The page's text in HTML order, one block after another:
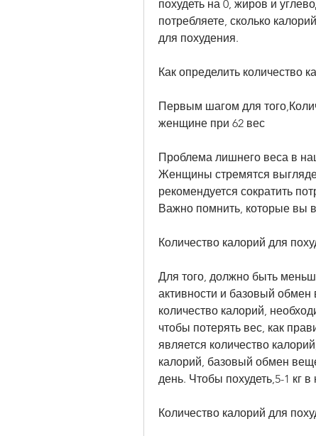
похудеть на 0, жиров и
потребляете, сколько
для похудения.
Как определить количество
Первым шагом для
женщине при 62 вес
Проблема лишнего веса в
Женщины стремятся
рекомендуется сократить
Важно помнить, которые вы
Количество калорий для
Для того, должно быть
активности и базовый
количество калорий,
чтобы потерять вес, как
является количество
калорий, базовый обмен
день. Чтобы похудеть,5-1 кг
Количество калорий для